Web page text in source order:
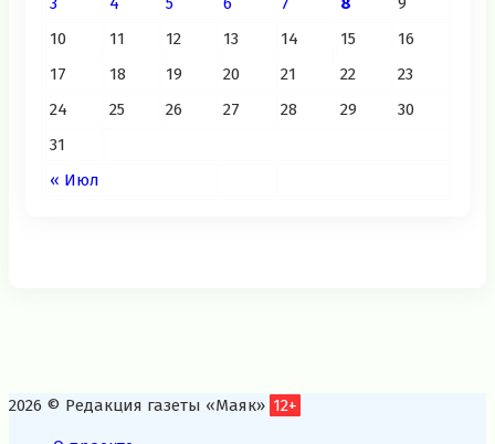
« Июл
10
11 12 13 14 15
16
17
18 19 20 21 22
23
24
25 26 27 28 29
30
31
2026 © Редакция газеты «Маяк» 12+